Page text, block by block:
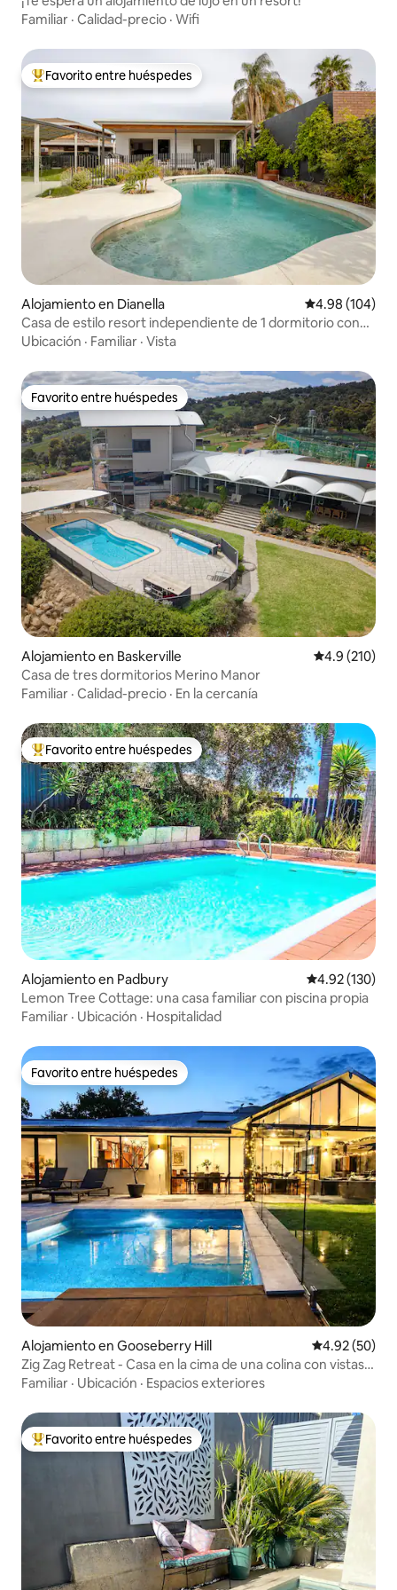
Familiar · Calidad-precio · Wifi
Favorito entre huéspedes preferido
Favorito entre huéspedes
Alojamiento en Dianella Calificación
4.98 (104)
Casa de estilo resort independiente de 1 dormitorio con
piscina
Ubicación · Familiar · Vista
Favorito entre huéspedes
Favorito entre huéspedes
Alojamiento en Baskerville Calificación
4.9 (210)
Casa de tres dormitorios Merino Manor
Familiar · Calidad-precio · En la cercanía
Favorito entre huéspedes preferido
Favorito entre huéspedes
Alojamiento en Padbury Calificación
4.92 (130)
Lemon Tree Cottage: una casa familiar con piscina propia
Familiar · Ubicación · Hospitalidad
Favorito entre huéspedes
Favorito entre huéspedes
Alojamiento en Gooseberry Hill Calificación
4.92 (50)
Zig Zag Retreat - Casa en la cima de una colina con vistas
impresionantes
Familiar · Ubicación · Espacios exteriores
Favorito entre huéspedes preferido
Favorito entre huéspedes